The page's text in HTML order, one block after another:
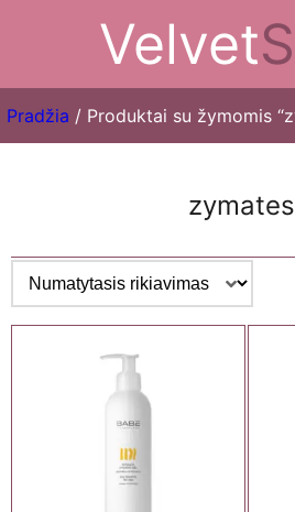
Velvet
Pradžia / Produktai su žymomis